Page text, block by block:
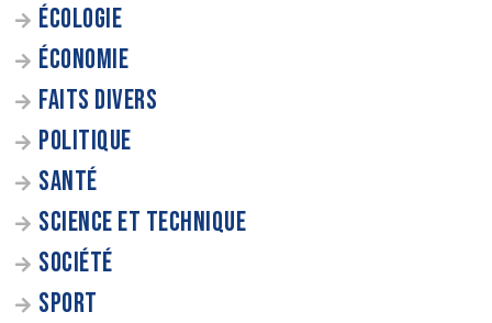
ÉCOLOGIE
ÉCONOMIE
FAITS DIVERS
POLITIQUE
SANTÉ
SCIENCE ET TECHNIQUE
SOCIÉTÉ
SPORT